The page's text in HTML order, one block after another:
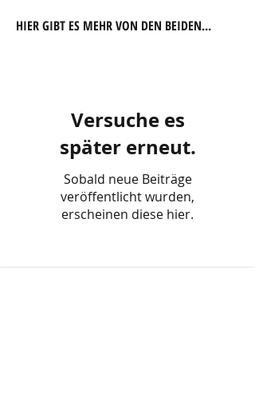
HIER GIBT ES MEHR VON DEN BEIDEN...
Versuche es
später erneut.
Sobald neue Beiträge
veröffentlicht wurden,
erscheinen diese hier.